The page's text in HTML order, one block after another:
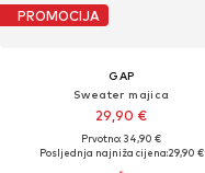
PROMOCIJA
GAP
Sweater majica
29,90 €
Prvotno: 34,90 €
Posljednja najniža cijena:29,90 €